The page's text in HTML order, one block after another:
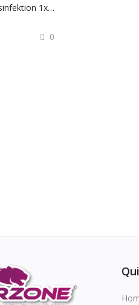
Hand und Flächen Desinfektion 1x500ml Ethanol
0